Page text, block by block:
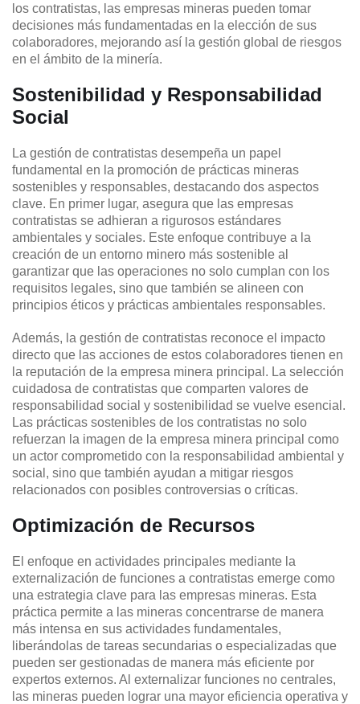
los contratistas, las empresas mineras pueden tomar
decisiones más fundamentadas en la elección de sus
colaboradores, mejorando así la gestión global de riesgos
en el ámbito de la minería.
Sostenibilidad y Responsabilidad
Social
La gestión de contratistas desempeña un papel
fundamental en la promoción de prácticas mineras
sostenibles y responsables, destacando dos aspectos
clave. En primer lugar, asegura que las empresas
contratistas se adhieran a rigurosos estándares
ambientales y sociales. Este enfoque contribuye a la
creación de un entorno minero más sostenible al
garantizar que las operaciones no solo cumplan con los
requisitos legales, sino que también se alineen con
principios éticos y prácticas ambientales responsables.
Además, la gestión de contratistas reconoce el impacto
directo que las acciones de estos colaboradores tienen en
la reputación de la empresa minera principal. La selección
cuidadosa de contratistas que comparten valores de
responsabilidad social y sostenibilidad se vuelve esencial.
Las prácticas sostenibles de los contratistas no solo
refuerzan la imagen de la empresa minera principal como
un actor comprometido con la responsabilidad ambiental y
social, sino que también ayudan a mitigar riesgos
relacionados con posibles controversias o críticas.
Optimización de Recursos
El enfoque en actividades principales mediante la
externalización de funciones a contratistas emerge como
una estrategia clave para las empresas mineras. Esta
práctica permite a las mineras concentrarse de manera
más intensa en sus actividades fundamentales,
liberándolas de tareas secundarias o especializadas que
pueden ser gestionadas de manera más eficiente por
expertos externos. Al externalizar funciones no centrales,
las mineras pueden lograr una mayor eficiencia operativa y